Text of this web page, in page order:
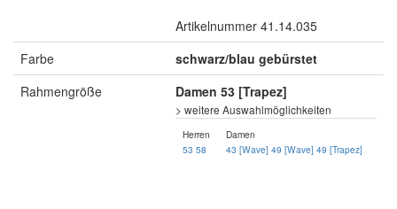
Artikelnummer 41.14.035
Farbe
schwarz/blau gebürstet
Rahmengröße
Damen 53 [Trapez]
> weitere Auswahlmöglichkeiten
Herren
53 58
Damen
43 [Wave] 49 [Wave] 49 [Trapez]